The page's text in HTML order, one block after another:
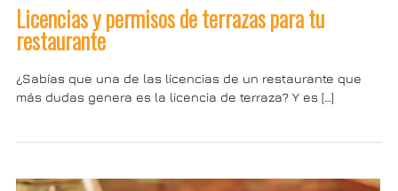
Licencias y permisos de terrazas para tu
restaurante
¿Sabías que una de las licencias de un restaurante que
más dudas genera es la licencia de terraza? Y es […]